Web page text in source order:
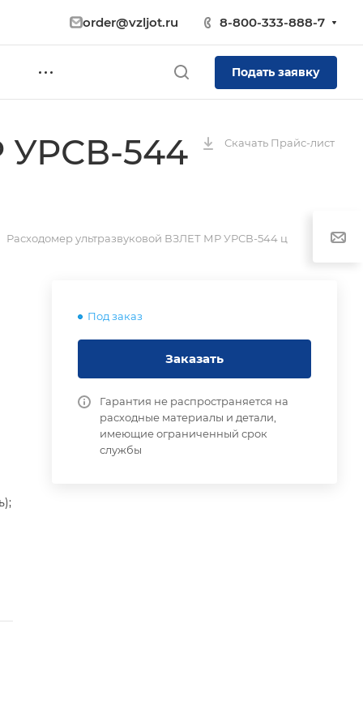
order@vzljot.ru 8-800-333-888-7
Подать заявку
Скачать Прайс-лист
УРСВ-544
Расходомер ультразвуковой ВЗЛЕТ МР УРСВ-544 ц
Под заказ
Заказать
Гарантия не распространяется на
расходные материалы и детали,
имеющие ограниченный срок
службы